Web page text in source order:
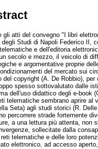
gli atti del convegno "I libri
Studi di Napoli Federico II,
e dell'editoria
secolo e mezzo, il veicolo di
e argomentative proprie
del mercato sui
del copyright (A. De Robbio),
spesso sottovalutato dalle
dell'uso didattico degli e-book
telematiche sembrano aprire
Seta) agli studi storici (R.
percorrere strade fortemente
a una lettura più attenta, non
sollecitate dalla
telematiche e delle loro
elettronico, ad accesso